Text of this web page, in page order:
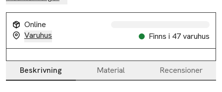
Slut i lager
Online
Varuhus
Finns i 47 varuhus
Beskrivning Material Recensioner